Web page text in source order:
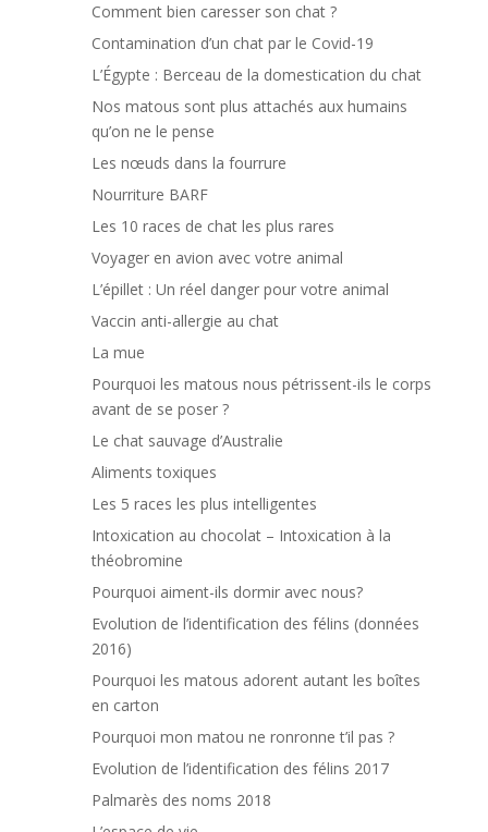
Comment bien caresser son chat ?
Contamination d’un chat par le Covid-19
L’Égypte : Berceau de la domestication du chat
Nos matous sont plus attachés aux humains
qu’on ne le pense
Les nœuds dans la fourrure
Nourriture BARF
Les 10 races de chat les plus rares
Voyager en avion avec votre animal
L’épillet : Un réel danger pour votre animal
Vaccin anti-allergie au chat
La mue
Pourquoi les matous nous pétrissent-ils le corps
avant de se poser ?
Le chat sauvage d’Australie
Aliments toxiques
Les 5 races les plus intelligentes
Intoxication au chocolat – Intoxication à la
théobromine
Pourquoi aiment-ils dormir avec nous?
Evolution de l’identification des félins (données
2016)
Pourquoi les matous adorent autant les boîtes
en carton
Pourquoi mon matou ne ronronne t’il pas ?
Evolution de l’identification des félins 2017
Palmarès des noms 2018